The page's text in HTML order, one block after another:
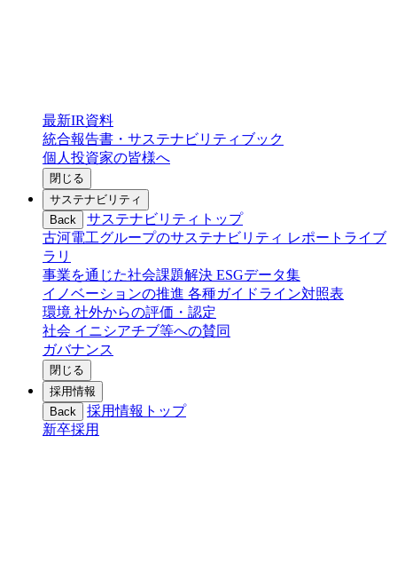
最新IR資料
統合報告書・サステナビリティブック
個人投資家の皆様へ
閉じる
サステナビリティ
Back
サステナビリティトップ
古河電工グループのサステナビリティ レポートライブ
ラリ
事業を通じた社会課題解決 ESGデータ集
イノベーションの推進 各種ガイドライン対照表
環境 社外からの評価・認定
社会 イニシアチブ等への賛同
ガバナンス
閉じる
採用情報
Back
採用情報トップ
新卒採用